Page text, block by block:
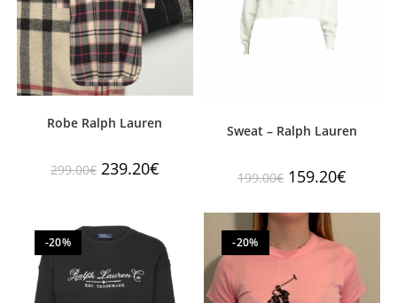
Robe Ralph Lauren
299.00€ 239.20€
Sweat – Ralph Lauren
199.00€ 159.20€
-20% -20%